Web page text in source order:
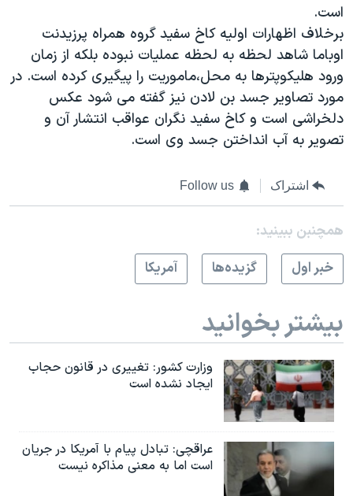
است.
برخلاف اظهارات اوليه کاخ سفيد گروه همراه پرزيدنت
اوباما شاهد لحظه به لحظه عمليات نبوده بلکه از زمان
ورود هليکوپترها به محل،ماموریت را پیگیری کرده است. در
مورد تصاوير جسد بن لادن نیز گفته می شود عکس
دلخراشی است و کاخ سفيد نگران عواقب انتشار آن و
تصویر به آب انداختن جسد وی است.
اشتراک Follow us
همچنبن ببینید:
خبر اول
گزيده‌ها آمريکا
بیشتر بخوانید
وزارت کشور: تغییری در قانون حجاب
ایجاد نشده است
عراقچی: تبادل پیام با آمریکا در جریان
است اما به معنی مذاکره نیست